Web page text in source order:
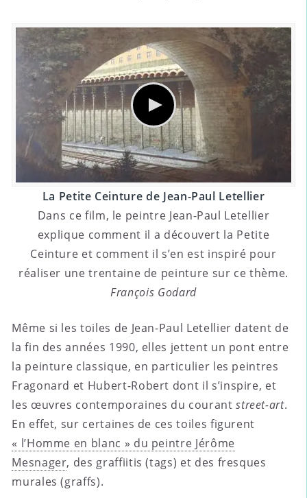
La Petite Ceinture de Jean-Paul Letellier
Dans ce film, le peintre Jean-Paul Letellier
explique comment il a découvert la Petite
Ceinture et comment il s’en est inspiré pour
réaliser une trentaine de peinture sur ce thème.
François Godard
Même si les toiles de Jean-Paul Letellier datent de
la fin des années 1990, elles jettent un pont entre
la peinture classique, en particulier les peintres
Fragonard et Hubert-Robert dont il s’inspire, et
les œuvres contemporaines du courantstreet-art.
En effet, sur certaines de ces toiles figurent
« l’Homme en blanc » du peintre Jérôme
Mesnager, des graffiitis (tags) et des fresques
murales (graffs).